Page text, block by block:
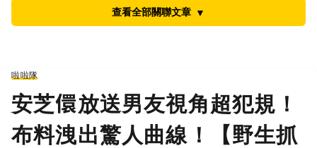
查看全部關聯文章 ▼
啦啦隊
安芝儇放送男友視角超犯規！
布料洩出驚人曲線！【野生抓